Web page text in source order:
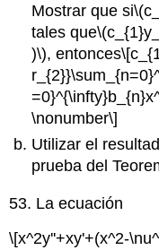
Mostrar que si
tales que
)\), entonces
\nonumber\]
Utilizar el
prueba del
53. La ecuación
\[x^2y''+xy'+(x^2-